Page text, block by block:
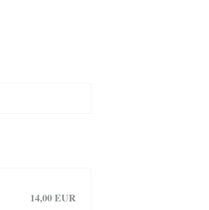
14,00 EUR